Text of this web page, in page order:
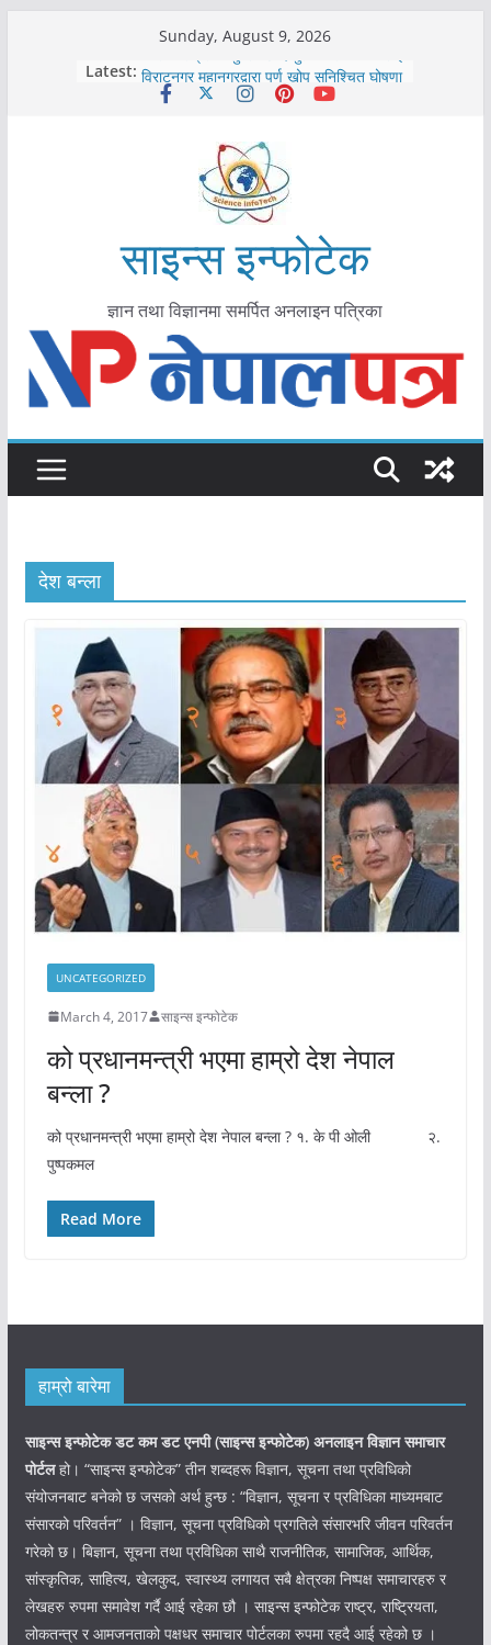
Sunday, August 9, 2026
Latest:
कोरोना संक्रमण पुष्टिपछि दार्चुलाका सीमामा कडाइ
विराटनगर महानगरद्वारा पूर्ण खोप सुनिश्चित घोषणा
तयारी
आयुर्वेद चिकित्सा प्रणालीको भूमिका महत्वपूर्ण छ :
मुख्यमन्त्री शाह
काभ्रेपलाञ्चोकमा आयुर्वेद स्वास्थ्योपचारतर्फ
साइन्स इन्फोटेक
ज्ञान तथा विज्ञानमा समर्पित अनलाइन पत्रिका
देश बन्ला
UNCATEGORIZED
March 4, 2017 साइन्स इन्फोटेक
को प्रधानमन्त्री भएमा हाम्रो देश नेपाल
बन्ला ?
को प्रधानमन्त्री भएमा हाम्रो देश नेपाल बन्ला ? १. के पी ओली २.
पुष्पकमल
Read More
हाम्रो बारेमा
साइन्स इन्फोटेक डट कम डट एनपी (साइन्सइन्फोटेक) अनलाइन विज्ञान समाचार
पोर्टलहो। “साइन्स इन्फोटेक” तीन शब्दहरू विज्ञान, सूचना तथा प्रविधिको
संयोजनबाट बनेको छ जसको अर्थ हुन्छ : “विज्ञान, सूचना र प्रविधिका माध्यमबाट
संसारको परिवर्तन” । विज्ञान, सूचना प्रविधिको प्रगतिले संसारभरि जीवन परिवर्तन
गरेको छ। बिज्ञान, सूचना तथा प्रविधिका साथै राजनीतिक, सामाजिक, आर्थिक,
सांस्कृतिक, साहित्य, खेलकुद, स्वास्थ्य लगायत सबै क्षेत्रका निष्पक्ष समाचारहरु र
लेखहरु रुपमा समावेश गर्दै आई रहेका छौ । साइन्स इन्फोटेक राष्ट्र, राष्ट्रियता,
लोकतन्त्र र आमजनताको पक्षधर समाचार पोर्टलका रुपमा रहदै आई रहेको छ ।